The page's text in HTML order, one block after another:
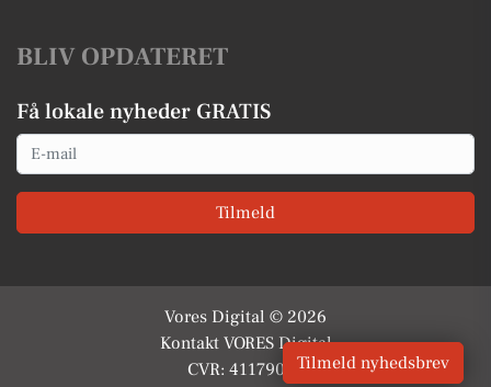
BLIV OPDATERET
Få lokale nyheder GRATIS
Email
Tilmeld
Vores Digital © 2026
Kontakt VORES Digital
CVR: 41179082Tilmeld nyhedsbrev